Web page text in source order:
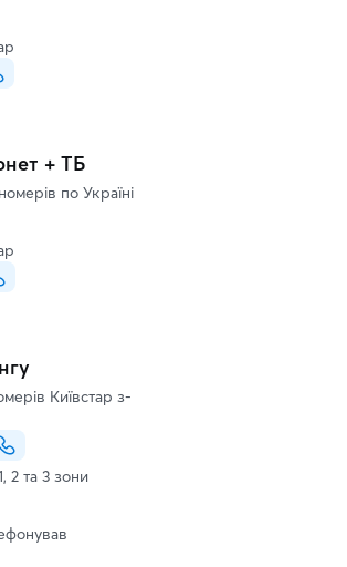
+ ТБ
по Україні
Київстар з-
2 та 3 зони